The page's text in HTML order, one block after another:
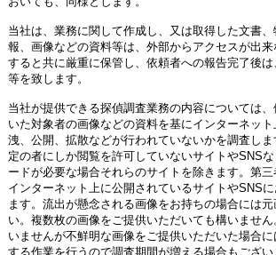
当社は、業務に関して作成し、又は取得した文書
報、画像などの資料等は、外部からアクセスが出
すると共に厳重に保管し、依頼者への報告完了後
等を致します。
当社が提供できる探偵調査業務の内容については
いた対象者の画像などの資料を基にインターネッ
洩、公開、拡散などが行われていないかを調査し
定の者にしか閲覧を許可していないサイトやSNS
ードが必要な場合それらのサイトを除きます。第
インターネット上に公開されているサイトやSNS
ます。流出が懸念される画像をお持ちの場合には
い。複数枚の画像をご提供いただいても構いませ
いませんが不鮮明な画像をご提供いただいた場合
する作業を行うので調査期間が増える場合もござい